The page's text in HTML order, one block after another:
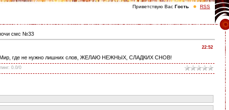
Приветствую Вас Гость RSS
смс №33
22:52
Мир, где не нужно лишних слов, ЖЕЛАЮ НЕЖНЫХ, СЛАДКИХ СНОВ!
: 0.0/0